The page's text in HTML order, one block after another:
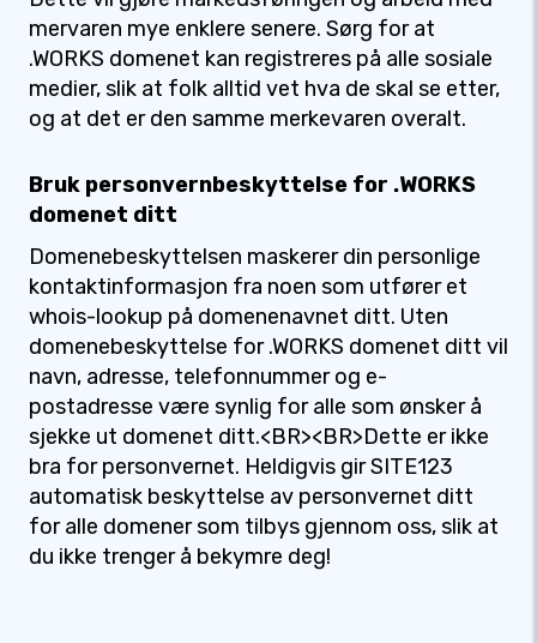
mervaren mye enklere senere. Sørg for at
.WORKS domenet kan registreres på alle sosiale
medier, slik at folk alltid vet hva de skal se etter,
og at det er den samme merkevaren overalt.
Bruk personvernbeskyttelse for .WORKS
domenet ditt
Domenebeskyttelsen maskerer din personlige
kontaktinformasjon fra noen som utfører et
whois-lookup på domenenavnet ditt. Uten
domenebeskyttelse for .WORKS domenet ditt vil
navn, adresse, telefonnummer og e-
postadresse være synlig for alle som ønsker å
sjekke ut domenet ditt.<BR><BR>Dette er ikke
bra for personvernet. Heldigvis gir SITE123
automatisk beskyttelse av personvernet ditt
for alle domener som tilbys gjennom oss, slik at
du ikke trenger å bekymre deg!